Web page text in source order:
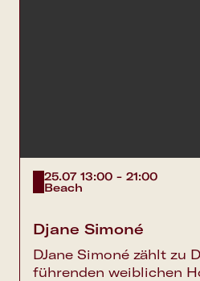
25.07 13:00 - 21:00
Beach
Djane Simoné
DJane Simoné zählt zu
führenden weiblichen